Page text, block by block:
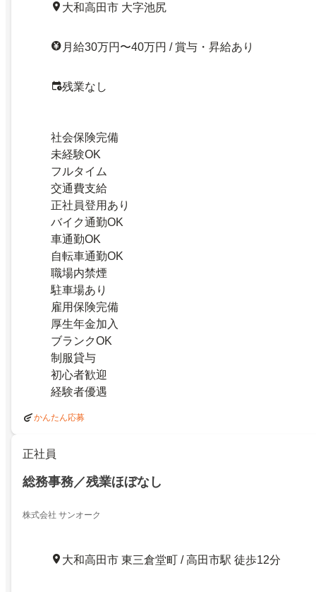
大和高田市 大字池尻
月給30万円〜40万円 / 賞与・昇給あり
残業なし
社会保険完備
未経験OK
フルタイム
交通費支給
正社員登用あり
バイク通勤OK
車通勤OK
自転車通勤OK
職場内禁煙
駐車場あり
雇用保険完備
厚生年金加入
ブランクOK
制服貸与
初心者歓迎
経験者優遇
かんたん応募
正社員
総務事務／残業ほぼなし
株式会社 サンオーク
大和高田市 東三倉堂町 / 高田市駅 徒歩12分